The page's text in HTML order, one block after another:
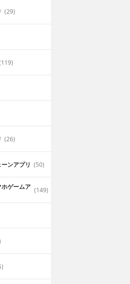
(29)
(26)
ンアプリ (50)
ゲームア (149)